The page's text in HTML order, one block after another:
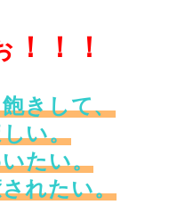
！！
きして、
い。
たい。
れたい。